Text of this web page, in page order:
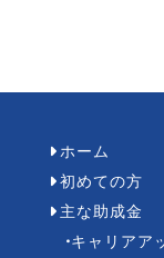
ホーム
初めての方
主な助成金
キャリアア